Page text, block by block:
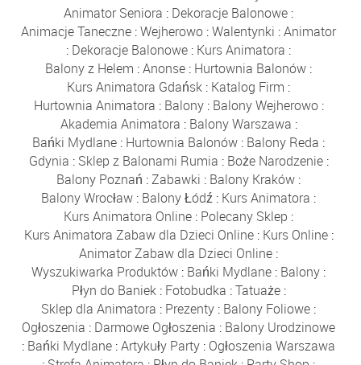
Animator Seniora : Dekoracje Balonowe :
Animacje Taneczne :Wejherowo :Walentynki :Animator
: Dekoracje Balonowe : Kurs Animatora :
Balony z Helem :Anonse : Hurtownia Balonów :
Kurs Animatora Gdańsk : Katalog Firm :
Hurtownia Animatora : Balony: Balony Wejherowo:
Akademia Animatora : Balony Warszawa :
Bańki Mydlane : Hurtownia Balonów : Balony Reda :
Gdynia : Sklep z Balonami Rumia : Boże Narodzenie:
Balony Poznań :Zabawki : Balony Kraków :
Balony Wrocław : Balony Łódź : Kurs Animatora :
Kurs Animatora Online : Polecany Sklep :
Kurs Animatora Zabaw dla Dzieci Online: Kurs Online:
Animator Zabaw dla Dzieci Online :
Wyszukiwarka Produktów : Bańki Mydlane : Balony :
Płyn do Baniek: Fotobudka :Tatuaże:
Sklep dla Animatora : Prezenty : Balony Foliowe :
Ogłoszenia : Darmowe Ogłoszenia : Balony Urodzinowe
: Bańki Mydlane :Artykuły Party : Ogłoszenia Warszawa